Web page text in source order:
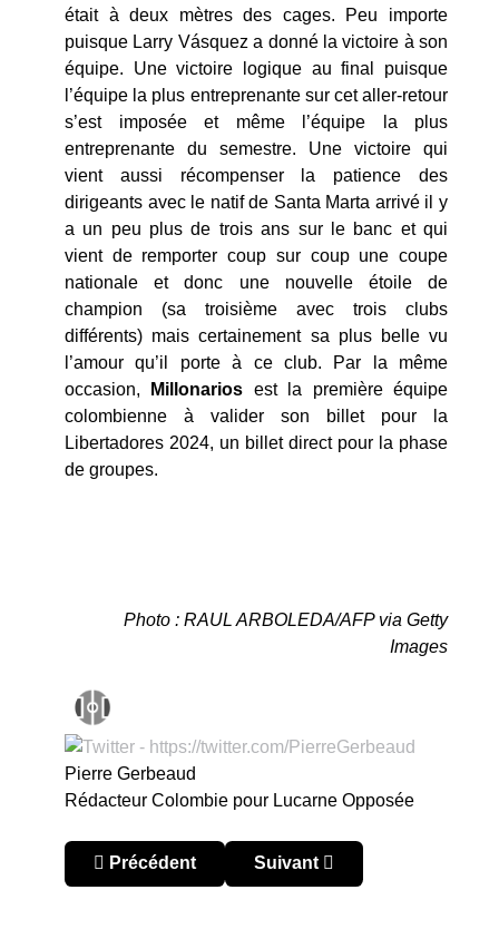
était à deux mètres des cages. Peu importe
puisque Larry Vásquez a donné la victoire à son
équipe. Une victoire logique au final puisque
l’équipe la plus entreprenante sur cet aller-retour
s’est imposée et même l’équipe la plus
entreprenante du semestre. Une victoire qui
vient aussi récompenser la patience des
dirigeants avec le natif de Santa Marta arrivé il y
a un peu plus de trois ans sur le banc et qui
vient de remporter coup sur coup une coupe
nationale et donc une nouvelle étoile de
champion (sa troisième avec trois clubs
différents) mais certainement sa plus belle vu
l’amour qu’il porte à ce club. Par la même
occasion, Millonarios est la première équipe
colombienne à valider son billet pour la
Libertadores 2024, un billet direct pour la phase
de groupes.
Photo : RAUL ARBOLEDA/AFP via Getty
Images
Pierre Gerbeaud
Rédacteur Colombie pour Lucarne Opposée
Article précédent : Colombie – Liga BetPlay
Précédent Article suivant : Colombie –
Suivant